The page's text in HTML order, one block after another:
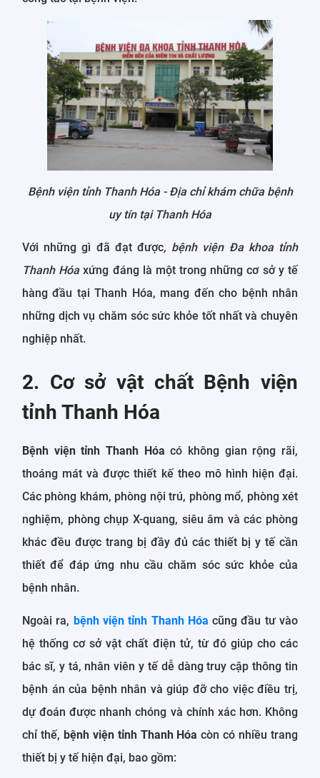
Bệnh viện tỉnh Thanh Hóa- Địa chỉ khám chữa bệnh
uy tín tại Thanh Hóa
Với những gì đã đạt được, bệnh viện Đa khoa tỉnh
Thanh Hóaxứng đáng là một trong những cơ sở y tế
hàng đầu tại Thanh Hóa, mang đến cho bệnh nhân
những dịch vụ chăm sóc sức khỏe tốt nhất và chuyên
nghiệp nhất.
2. Cơ sở vật chất Bệnh viện
tỉnh Thanh Hóa
Bệnh viện tỉnh Thanh Hóacó không gian rộng rãi,
thoáng mát và được thiết kế theo mô hình hiện đại.
Các phòng khám, phòng nội trú, phòng mổ, phòng xét
nghiệm, phòng chụp X-quang, siêu âm và các phòng
khác đều được trang bị đầy đủ các thiết bị y tế cần
thiết để đáp ứng nhu cầu chăm sóc sức khỏe của
bệnh nhân.
Ngoài ra, bệnh viện tỉnh Thanh Hóa cũng đầu tư vào
hệ thống cơ sở vật chất điện tử, từ đó giúp cho các
bác sĩ, y tá, nhân viên y tế dễ dàng truy cập thông tin
bệnh án của bệnh nhân và giúp đỡ cho việc điều trị,
dự đoán được nhanh chóng và chính xác hơn. Không
chỉ thế, bệnh viện tỉnh Thanh Hóa còn có nhiều trang
thiết bị y tế hiện đại, bao gồm: